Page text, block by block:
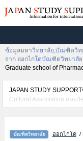
ข้อมูลมหาวิทยาลัย,บัณฑิตวิท
จาก ฮอกไกโดบัณฑิตวิทยาลัย
Graduate school of
JAPAN STUDY
Cultural Association และ
ระดับมหาวิทยาลัย・บัณฑิต
สำหรับนักศึกษาต่างชาติเช่
ฮอกไกโด/